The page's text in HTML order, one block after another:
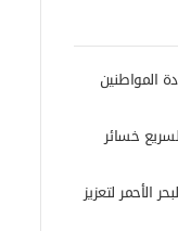
المواطنين
خسائر
الأحمر لتعزيز